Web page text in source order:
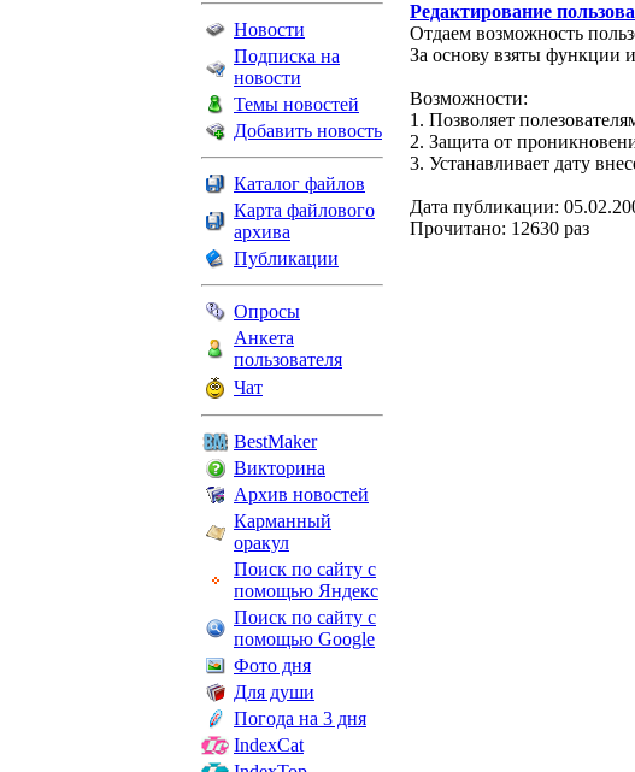
Новости
Подписка на
новости
Темы новостей
Добавить новость
Каталог файлов
Карта файлового
архива
Публикации
Опросы
Анкета
пользователя
Чат
BestMaker
Викторина
Архив новостей
Карманный
оракул
Поиск по сайту с
помощью Яндекс
Поиск по сайту с
помощью Google
Фото дня
Для души
Погода на 3 дня
IndexCat
Редактирование
Отдаем возможность
За основу взяты функции
Возможности:
1. Позволяет
2. Защита от
3. Устанавливает дату
Дата публикации:
Прочитано: 12630 раз